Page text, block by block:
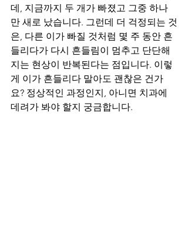
데, 지금까지 두 개가 빠졌고 그중 하나
만 새로 났습니다. 그런데 더 걱정되는 것
은, 다른 이가 빠질 것처럼 몇 주 동안 흔
들리다가 다시 흔들림이 멈추고 단단해
지는 현상이 반복된다는 점입니다. 이렇
게 이가 흔들리다 말아도 괜찮은 건가
요? 정상적인 과정인지, 아니면 치과에
데려가 봐야 할지 궁금합니다.